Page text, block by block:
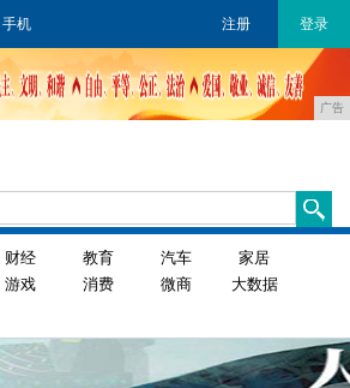
手机 注册 登录
广告
财经 教育 汽车
家居
游戏 消费 微商
大数据